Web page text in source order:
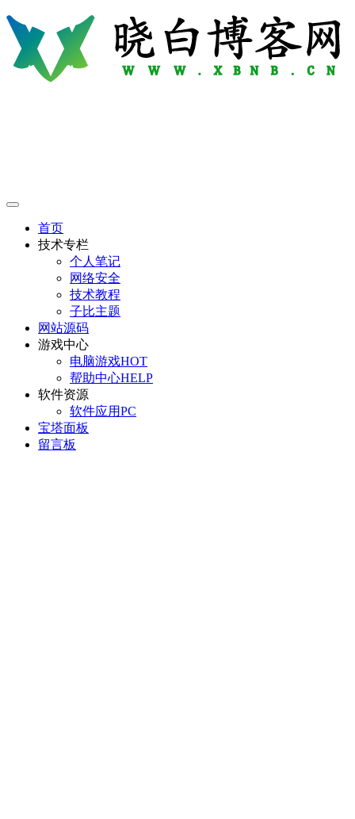
首页
技术专栏
个人笔记
网络安全
技术教程
子比主题
网站源码
游戏中心
电脑游戏HOT
帮助中心HELP
软件资源
软件应用PC
宝塔面板
留言板